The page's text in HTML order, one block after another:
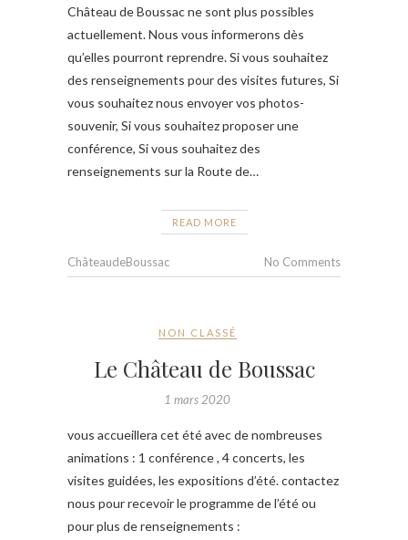
Château de Boussac ne sont plus possibles
actuellement. Nous vous informerons dès
qu’elles pourront reprendre. Si vous souhaitez
des renseignements pour des visites futures, Si
vous souhaitez nous envoyer vos photos-
souvenir, Si vous souhaitez proposer une
conférence, Si vous souhaitez des
renseignements sur la Route de…
READ MORE
ChâteaudeBoussac No Comments
NON CLASSÉ
Le Château de Boussac
1 mars 2020
vous accueillera cet été avec de nombreuses
animations : 1 conférence , 4 concerts, les
visites guidées, les expositions d’été. contactez
nous pour recevoir le programme de l’été ou
pour plus de renseignements :